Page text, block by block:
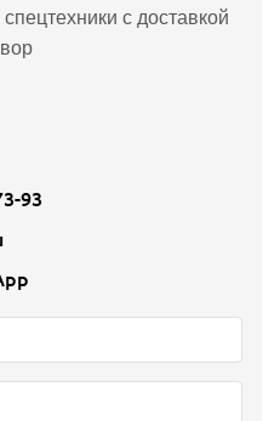
с доставкой
93